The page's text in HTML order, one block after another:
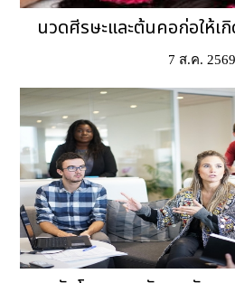
นวดศีรษะและต้นคอก่อให้เ
7 ส.ค. 2569